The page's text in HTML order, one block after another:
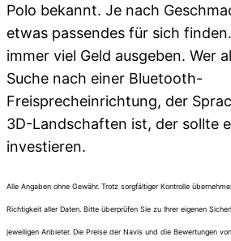
Polo bekannt. Je nach
etwas passendes für sich
immer viel Geld ausgeben. Wer
Suche nach einer Bluetooth-
Freisprecheinrichtung, der
3D-Landschaften ist, der sollte
investieren.
Alle Angaben ohne Gewähr. Trotz sorgfältiger Kontrolle
Richtigkeit aller Daten. Bitte überprüfen Sie zu Ihrer eigenen
jeweiligen Anbieter. Die Preise der Navis und die Bewertungen